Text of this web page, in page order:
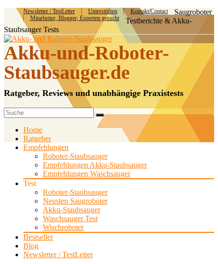
Newsletter / TestLetter Unterstützen
Kontakt/Contact
Mitarbeiter, Blogger, Experten gesucht
Saugroboter
Testberichte & Akku-
Staubsauger Tests
Akku-und-Roboter-
Staubsauger.de
Ratgeber, Reviews und unabhängige Praxistests
Home
Ratgeber
Empfehlungen
Roboter-Staubsauger
Empfehlungen Akku-Staubsauger
Empfehlungen Waschsauger
Test
Roboter-Staubsauger
Neusten Saugroboter
Akku-Staubsauger
Waschsauger Test
Wischroboter
Bestseller
Blog
Newsletter / TestLetter